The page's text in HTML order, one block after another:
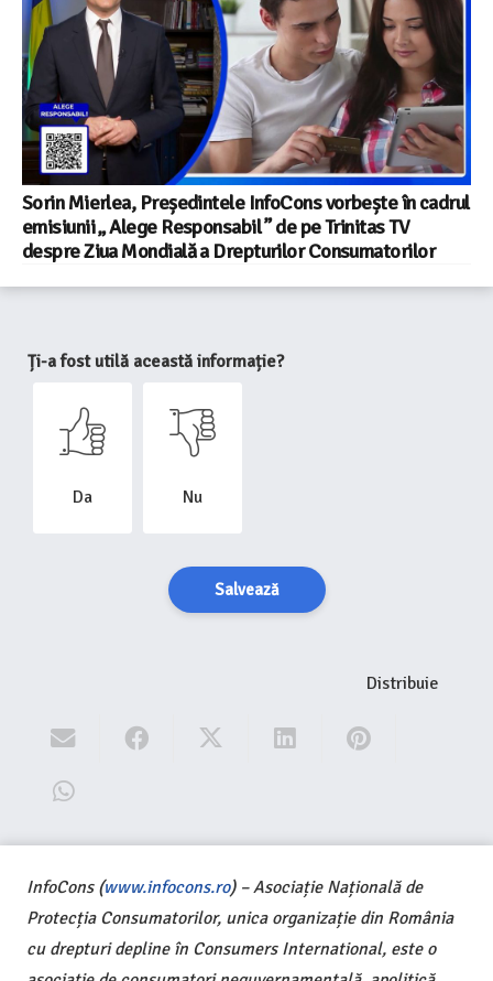
Sorin Mierlea, Președintele InfoCons vorbește în cadrul
emisiunii „ Alege Responsabil ” de pe Trinitas TV
despre Ziua Mondială a Drepturilor Consumatorilor
Ți-a fost utilă această informație?
Da Nu
Salvează
Distribuie
InfoCons (www.infocons.ro) – Asociație Națională de
Protecția Consumatorilor, unica organizație din România
cu drepturi depline în Consumers International, este o